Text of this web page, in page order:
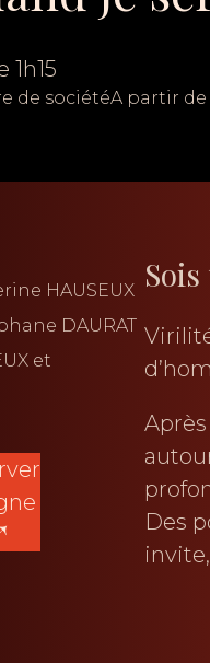
1h15
de sociétéA partir de
HAUSEUX
DAURAT
Des